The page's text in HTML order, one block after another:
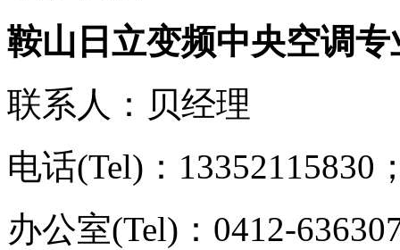
鞍山日立变频中央空调专
联系人：贝经理
电话(Tel)：13352115830
办公室(Tel)：0412-